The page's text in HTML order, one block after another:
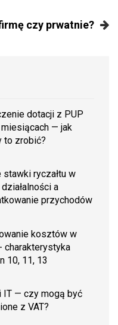
czy prwatnie?
dotacji z PUP
— jak
to zrobić?
stawki ryczałtu w
a
przychodów
kosztów w
charakterystyka
10, 11, 13
IT — czy mogą być
z VAT?